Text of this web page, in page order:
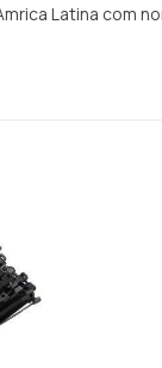
Latina com